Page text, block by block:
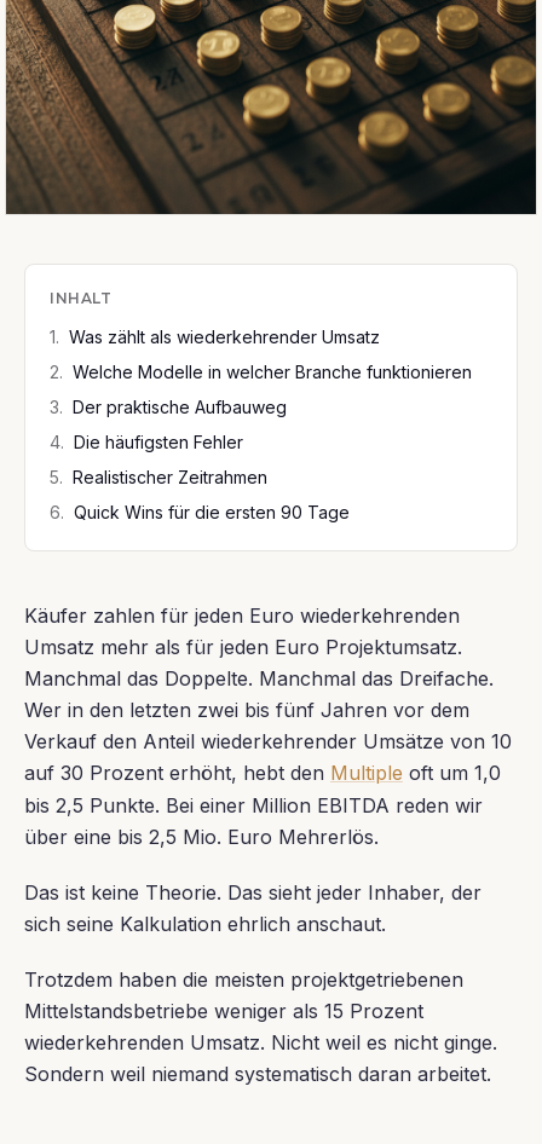
INHALT
1. Was zählt als wiederkehrender Umsatz
2. Welche Modelle in welcher Branche funktionieren
3. Der praktische Aufbauweg
4. Die häufigsten Fehler
5. Realistischer Zeitrahmen
6. Quick Wins für die ersten 90 Tage
Käufer zahlen für jeden Euro wiederkehrenden
Umsatz mehr als für jeden Euro Projektumsatz.
Manchmal das Doppelte. Manchmal das Dreifache.
Wer in den letzten zwei bis fünf Jahren vor dem
Verkauf den Anteil wiederkehrender Umsätze von 10
auf 30 Prozent erhöht, hebt den Multiple oft um 1,0
bis 2,5 Punkte. Bei einer Million EBITDA reden wir
über eine bis 2,5 Mio. Euro Mehrerlös.
Das ist keine Theorie. Das sieht jeder Inhaber, der
sich seine Kalkulation ehrlich anschaut.
Trotzdem haben die meisten projektgetriebenen
Mittelstandsbetriebe weniger als 15 Prozent
wiederkehrenden Umsatz. Nicht weil es nicht ginge.
Sondern weil niemand systematisch daran arbeitet.